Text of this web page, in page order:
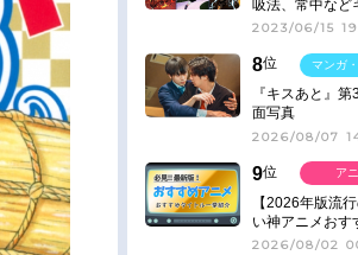
吸法、常中など
2023/06/15
8位
『キスあと』
面写真
2026/08/07
マンガ
9位
【2026年版流
い神アニメおす
【名作・話題作
2026/08/02
ア